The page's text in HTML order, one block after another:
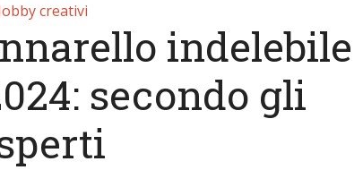
creativi
indelebile
secondo gli